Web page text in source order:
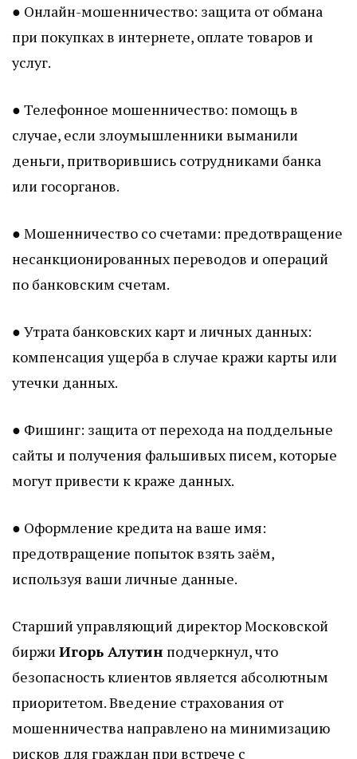
● Онлайн-мошенничество: защита от обмана
при покупках в интернете, оплате товаров и
услуг.
● Телефонное мошенничество: помощь в
случае, если злоумышленники выманили
деньги, притворившись сотрудниками банка
или госорганов.
● Мошенничество со счетами: предотвращение
несанкционированных переводов и операций
по банковским счетам.
● Утрата банковских карт и личных данных:
компенсация ущерба в случае кражи карты или
утечки данных.
● Фишинг: защита от перехода на поддельные
сайты и получения фальшивых писем, которые
могут привести к краже данных.
● Оформление кредита на ваше имя:
предотвращение попыток взять заём,
используя ваши личные данные.
Старший управляющий директор Московской
биржи Игорь Алутин подчеркнул, что
безопасность клиентов является абсолютным
приоритетом. Введение страхования от
мошенничества направлено на минимизацию
рисков для граждан при встрече с